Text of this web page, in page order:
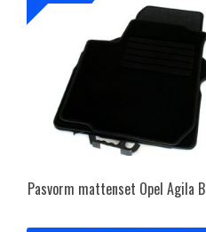
Pasvorm mattenset Opel Agila B